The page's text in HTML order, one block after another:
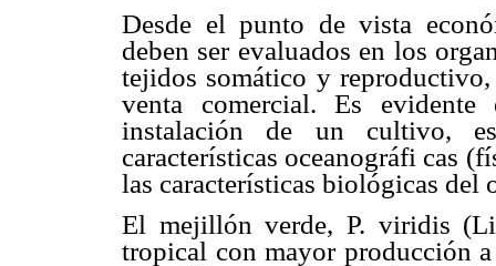
Desde el punto de vista
deben ser evaluados en los
tejidos somático y
venta comercial. Es
instalación de un cultivo,
características oceanográfi cas
las características biológicas del
El mejillón verde, P. viridis
tropical con mayor producción